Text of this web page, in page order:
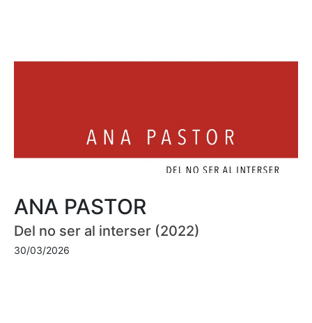
ANA PASTOR
Del no ser al interser (2022)
30/03/2026